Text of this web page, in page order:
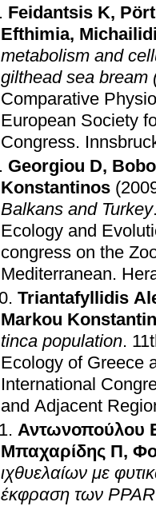
Feidantsis Κ,
Efthimia,
metabolism and
gilthead sea bream
Comparative
European Society
Congress.
Georgiou D,
Konstantinos
Balkans and Turkey
Ecology and
congress on the
Mediterranean.
Triantafyllidis
Markou
tinca population.
Ecology of Greece
International
and Adjacent
Αντωνοπούλου
Μπαχαρίδης Π,
ιχθυελαίων με
έκφραση των PPAR